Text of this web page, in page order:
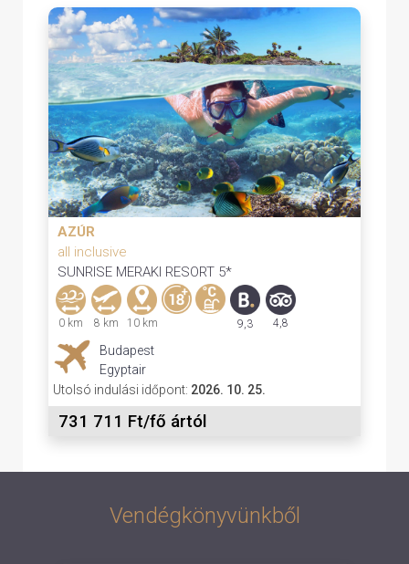
AZÚR
all inclusive
SUNRISE MERAKI RESORT 5*
0 km 8 km 10 km 9,3 4,8
Budapest
Egyptair
Utolsó indulási időpont: 2026. 10. 25.
731 711 Ft/fő ártól
Vendégkönyvünkből